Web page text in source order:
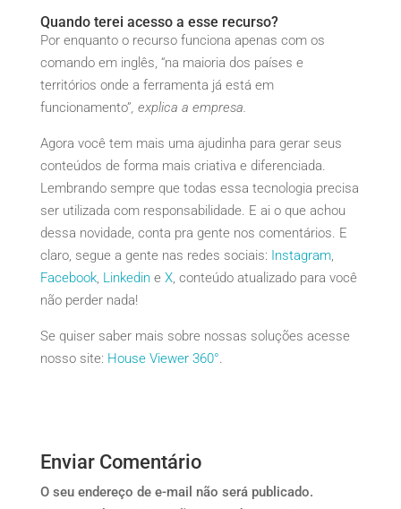
Quando terei acesso a esse recurso?
Por enquanto o recurso funciona apenas com os
comando em inglês, “na maioria dos países e
territórios onde a ferramenta já está em
funcionamento”, explica a empresa.
Agora você tem mais uma ajudinha para gerar seus
conteúdos de forma mais criativa e diferenciada.
Lembrando sempre que todas essa tecnologia precisa
ser utilizada com responsabilidade. E ai o que achou
dessa novidade, conta pra gente nos comentários. E
claro, segue a gente nas redes sociais: Instagram,
Facebook, Linkedine X, conteúdo atualizado para você
não perder nada!
Se quiser saber mais sobre nossas soluções acesse
nosso site: House Viewer 360°.
Enviar Comentário
O seu endereço de e-mail não será publicado.